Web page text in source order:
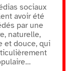
sociaux
avoir été
par une
naturelle,
et douce, qui
…